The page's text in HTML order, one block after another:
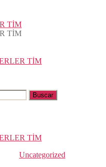
TİM
TİM
TİM
TİM
Categorías
Uncategorized